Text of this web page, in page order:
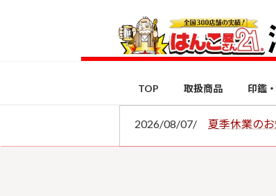
ス
ン
TOP 取扱商品 印鑑
2026/08/07/ 夏季休業の